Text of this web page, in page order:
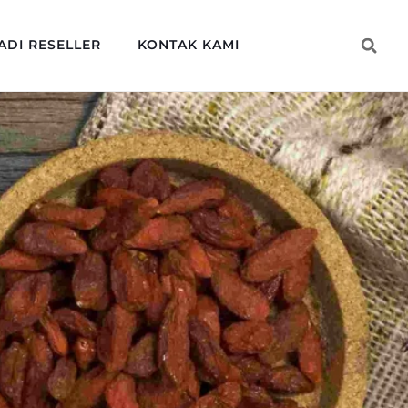
RESELLER KONTAK KAMI